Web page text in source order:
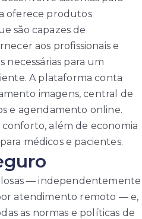
oferece produtos
são capazes de
aos profissionais e
necessárias para um
A plataforma conta
imagens, central de
e agendamento online.
além de economia
médicos e pacientes.
— independentemente
atendimento remoto — e,
as normas e políticas de